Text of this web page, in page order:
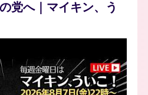
党へ｜マイキン、う